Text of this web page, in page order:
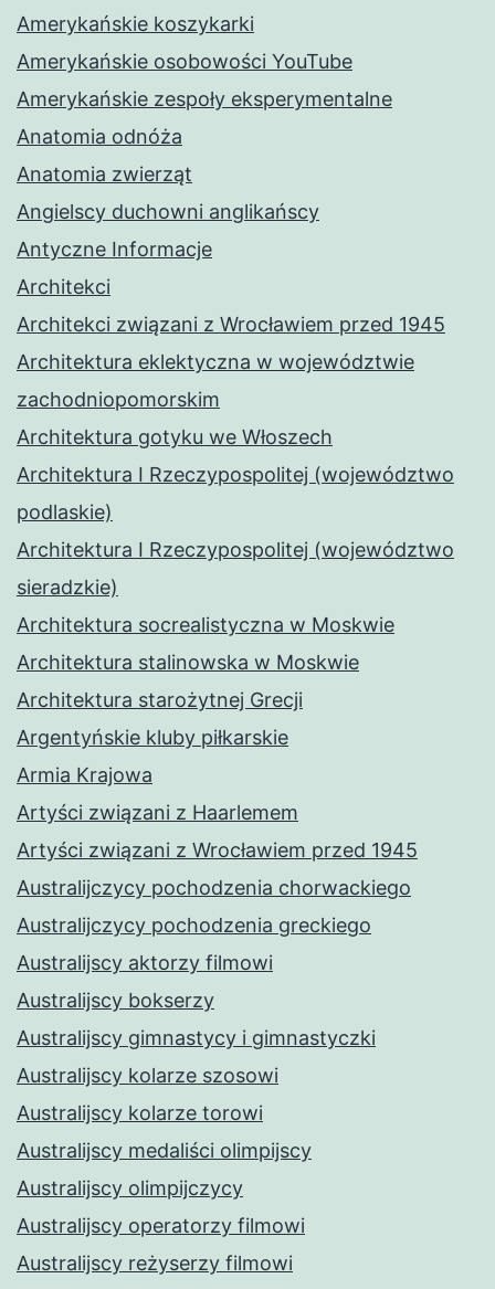
Amerykańskie koszykarki
Amerykańskie osobowości YouTube
Amerykańskie zespoły eksperymentalne
Anatomia odnóża
Anatomia zwierząt
Angielscy duchowni anglikańscy
Antyczne Informacje
Architekci
Architekci związani z Wrocławiem przed 1945
Architektura eklektyczna w województwie
zachodniopomorskim
Architektura gotyku we Włoszech
Architektura I Rzeczypospolitej (województwo
podlaskie)
Architektura I Rzeczypospolitej (województwo
sieradzkie)
Architektura socrealistyczna w Moskwie
Architektura stalinowska w Moskwie
Architektura starożytnej Grecji
Argentyńskie kluby piłkarskie
Armia Krajowa
Artyści związani z Haarlemem
Artyści związani z Wrocławiem przed 1945
Australijczycy pochodzenia chorwackiego
Australijczycy pochodzenia greckiego
Australijscy aktorzy filmowi
Australijscy bokserzy
Australijscy gimnastycy i gimnastyczki
Australijscy kolarze szosowi
Australijscy kolarze torowi
Australijscy medaliści olimpijscy
Australijscy olimpijczycy
Australijscy operatorzy filmowi
Australijscy reżyserzy filmowi